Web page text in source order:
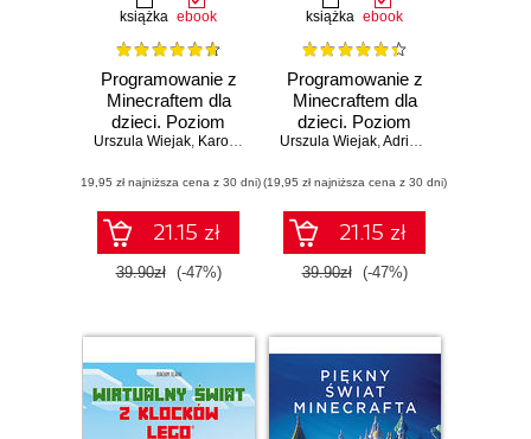
książka ebook
Programowanie z
Minecraftem dla
dzieci. Poziom
podstawowy
Urszula Wiejak, Karolina Niemira ,Adrian Wojciechowski
(19,95 zł najniższa cena z 30 dni)
21.15 zł
39.90zł (-47%)
książka ebook
Programowanie z
Minecraftem dla
dzieci. Poziom
średnio
Urszula Wiejak,Adrian Wojciechowski
(19,95 zł najniższa cena z 30 dni)
21.15 zł
39.90zł (-47%)